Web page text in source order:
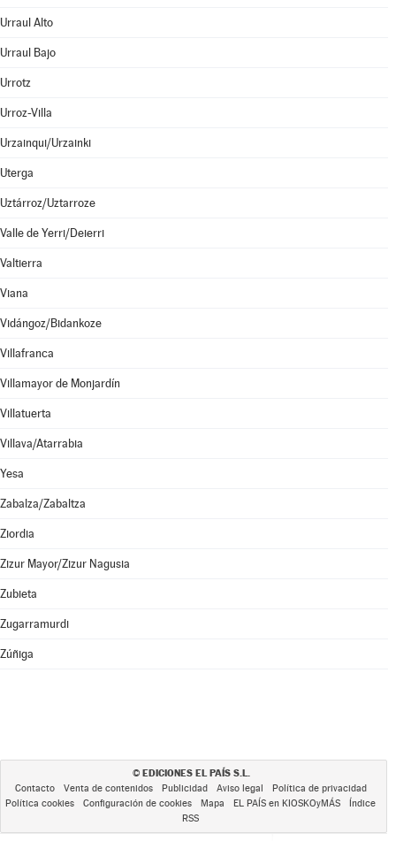
Urraul Alto
Urraul Bajo
Urrotz
Urroz-Villa
Urzainqui/Urzainki
Uterga
Uztárroz/Uztarroze
Valle de Yerri/Deierri
Valtierra
Viana
Vidángoz/Bidankoze
Villafranca
Villamayor de Monjardín
Villatuerta
Villava/Atarrabia
Yesa
Zabalza/Zabaltza
Ziordia
Zizur Mayor/Zizur Nagusia
Zubieta
Zugarramurdi
Zúñiga
© EDICIONES EL PAÍS S.L.
Contacto Venta de contenidos Publicidad Aviso legal
Política de privacidad
Política cookies
Configuración de cookies Mapa EL PAÍS en KIOSKOyMÁS
Índice
RSS